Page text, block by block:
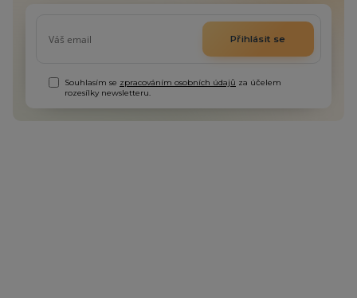
Přihlásit se
Souhlasím se zpracováním osobních údajů za účelem
rozesílky newsletteru.